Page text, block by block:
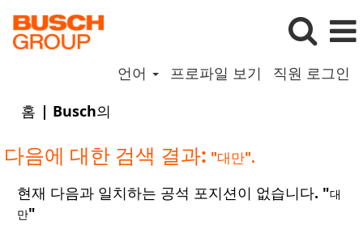
언어 프로파일 보기
직원 로그인
홈 | Busch의
페
이
지)
다음에 대한 검색 결과: "대만".
현재 다음과 일치하는 공석 포지션이 없습니다. "대
만"